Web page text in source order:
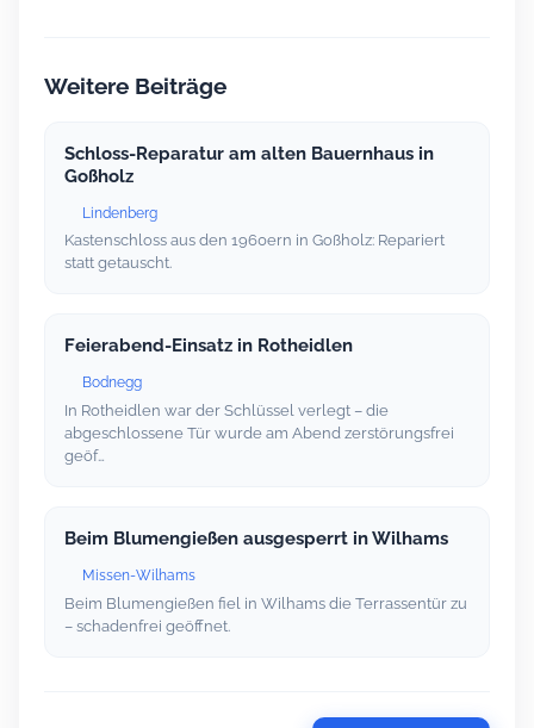
Weitere Beiträge
Schloss-Reparatur am alten Bauernhaus in
Goßholz
Lindenberg
Kastenschloss aus den 1960ern in Goßholz: Repariert
statt getauscht.
Feierabend-Einsatz in Rotheidlen
Bodnegg
In Rotheidlen war der Schlüssel verlegt – die
abgeschlossene Tür wurde am Abend zerstörungsfrei
geöf…
Beim Blumengießen ausgesperrt in Wilhams
Missen-Wilhams
Beim Blumengießen fiel in Wilhams die Terrassentür zu
– schadenfrei geöffnet.